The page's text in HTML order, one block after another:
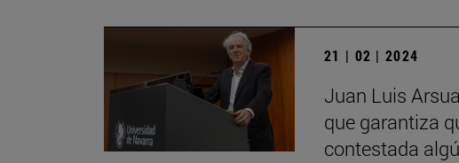
21 | 02 | 2024
Juan Luis
que garantiza
contestada